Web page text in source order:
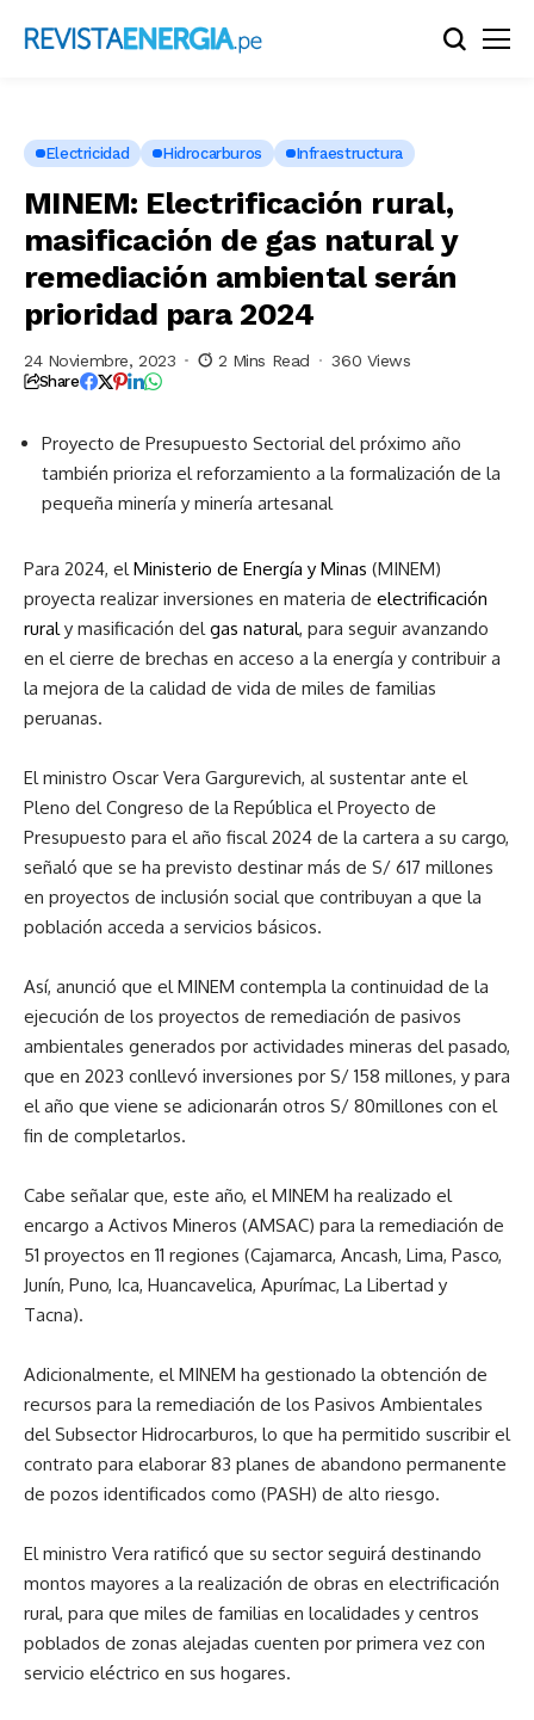
Electricidad Hidrocarburos Infraestructura
MINEM: Electrificación rural,
masificación de gas natural y
remediación ambiental serán
prioridad para 2024
24 Noviembre, 2023 2 Mins Read 360 Views
Share
Proyecto de Presupuesto Sectorial del próximo año
también prioriza el reforzamiento a la formalización de la
pequeña minería y minería artesanal
Para 2024, elMinisterio de Energía y Minas (MINEM)
proyecta realizar inversiones en materia de electrificación
ruraly masificación delgas natural, para seguir avanzando
en el cierre de brechas en acceso a la energía y contribuir a
la mejora de la calidad de vida de miles de familias
peruanas.
El ministro Oscar Vera Gargurevich, al sustentar ante el
Pleno del Congreso de la República el Proyecto de
Presupuesto para el año fiscal 2024 de la cartera a su cargo,
señaló que se ha previsto destinar más de S/ 617 millones
en proyectos de inclusión social que contribuyan a que la
población acceda a servicios básicos.
Así, anunció que el MINEM contempla la continuidad de la
ejecución de los proyectos de remediación de pasivos
ambientales generados por actividades mineras del pasado,
que en 2023 conllevó inversiones por S/ 158 millones, y para
el año que viene se adicionarán otros S/ 80millones con el
fin de completarlos.
Cabe señalar que, este año, el MINEM ha realizado el
encargo a Activos Mineros (AMSAC) para la remediación de
51 proyectos en 11 regiones (Cajamarca, Ancash, Lima, Pasco,
Junín, Puno, Ica, Huancavelica, Apurímac, La Libertad y
Tacna).
Adicionalmente, el MINEM ha gestionado la obtención de
recursos para la remediación de los Pasivos Ambientales
del Subsector Hidrocarburos, lo que ha permitido suscribir el
contrato para elaborar 83 planes de abandono permanente
de pozos identificados como (PASH) de alto riesgo.
El ministro Vera ratificó que su sector seguirá destinando
montos mayores a la realización de obras en electrificación
rural, para que miles de familias en localidades y centros
poblados de zonas alejadas cuenten por primera vez con
servicio eléctrico en sus hogares.